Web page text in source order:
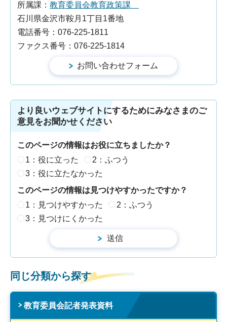
所属課： 教育委員会教育政策課
石川県金沢市鞍月1丁目1番地
電話番号：076-225-1811
ファクス番号：076-225-1814
より良いウェブサイトにするためにみなさまのご
意見をお聞かせください
このページの情報はお役に立ちましたか？
1：役に立った
2：ふつう
3：役に立たなかった
このページの情報は見つけやすかったですか？
1：見つけやすかった
2：ふつう
3：見つけにくかった
同じ分類から探す
教育委員会記者発表資料